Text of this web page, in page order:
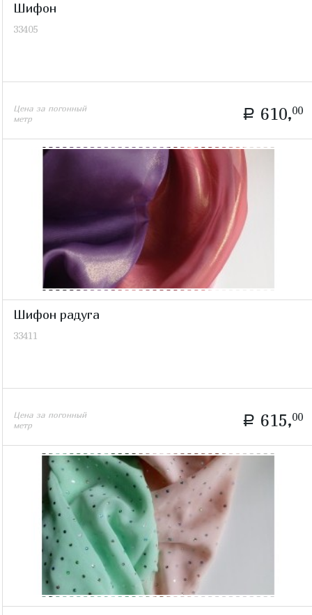
Шифон
33405
Цена за погонный
метр
a 610,00
Шифон радуга
33411
Цена за погонный
метр
a 615,00